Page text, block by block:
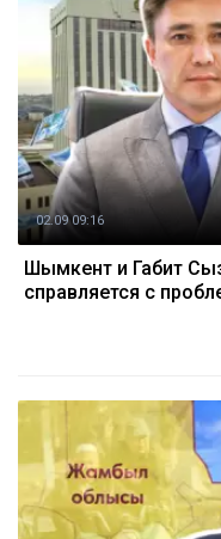
02.09 09:16
Шымкент и Габит
справляется с